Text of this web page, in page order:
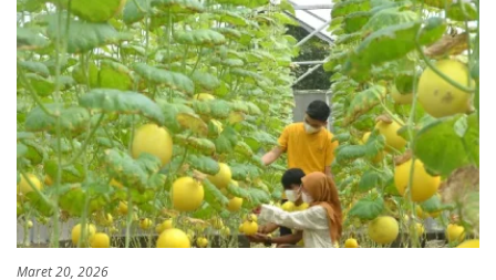
Maret 20, 2026